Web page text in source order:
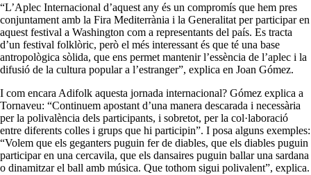
“L’Aplec Internacional d’aquest any és un compromís que hem pres
conjuntament amb la Fira Mediterrània i la Generalitat per participar en
aquest festival a Washington com a representants del país. Es tracta
d’un festival folklòric, però el més interessant és que té una base
antropològica sòlida, que ens permet mantenir l’essència de l’aplec i la
difusió de la cultura popular a l’estranger”, explica en Joan Gómez.
I com encara Adifolk aquesta jornada internacional? Gómez explica a
Tornaveu: “Continuem apostant d’una manera descarada i necessària
per la polivalència dels participants, i sobretot, per la col·laboració
entre diferents colles i grups que hi participin”. I posa alguns exemples:
“Volem que els geganters puguin fer de diables, que els diables puguin
participar en una cercavila, que els dansaires puguin ballar una sardana
o dinamitzar el ball amb música. Que tothom sigui polivalent”, explica.